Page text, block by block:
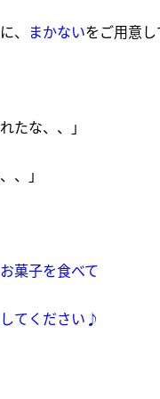
、 まかないをご用意
たな、、」
、」
菓子を食べて
てください♪